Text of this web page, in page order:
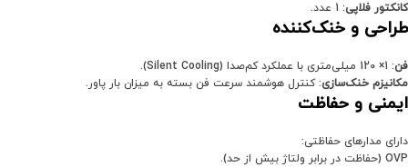
کانکتور فلاپی: 1 عدد.
طراحی و خنک‌کننده
فن: 1× 120 میلی‌متری با عملکرد کم‌صدا (Silent Cooling).
مکانیزم خنک‌سازی: کنترل هوشمند سرعت فن بسته به میزان بار پاور.
ایمنی و حفاظت
دارای مدارهای حفاظتی:
OVP (حفاظت در برابر ولتاژ بیش از حد).